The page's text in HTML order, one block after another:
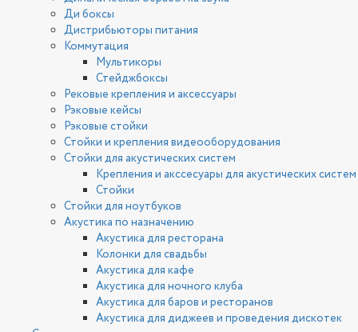
Ди боксы
Дистрибьюторы питания
Коммутация
Мультикоры
Стейджбоксы
Рековые крепления и аксессуары
Рэковые кейсы
Рэковые стойки
Стойки и крепления видеооборудования
Стойки для акустических систем
Крепления и акссесуары для акустических систем
Стойки
Стойки для ноутбуков
Акустика по назначению
Акустика для ресторана
Колонки для свадьбы
Акустика для кафе
Акустика для ночного клуба
Акустика для баров и ресторанов
Акустика для диджеев и проведения дискотек